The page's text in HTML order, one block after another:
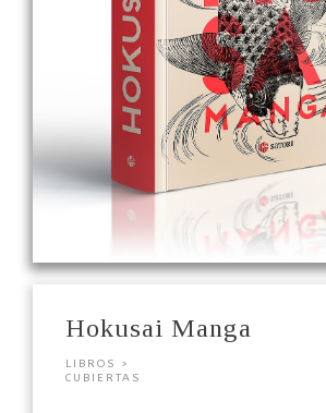
Hokusai Manga
LIBROS >
CUBIERTAS